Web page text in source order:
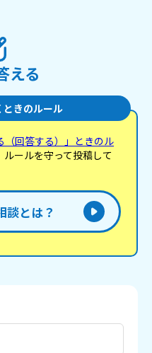
える
きのルール
（回答する）」ときのル
ールを守って投稿して
談とは？